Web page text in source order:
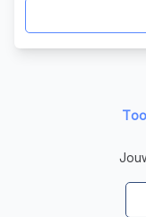
accuraat en